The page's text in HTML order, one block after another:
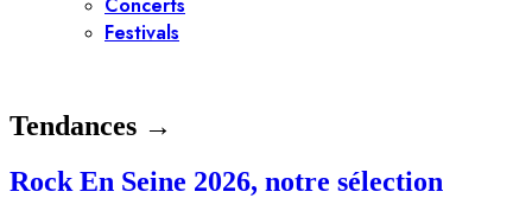
Festivals
Tendances →
Rock En Seine 2026, notre sélection